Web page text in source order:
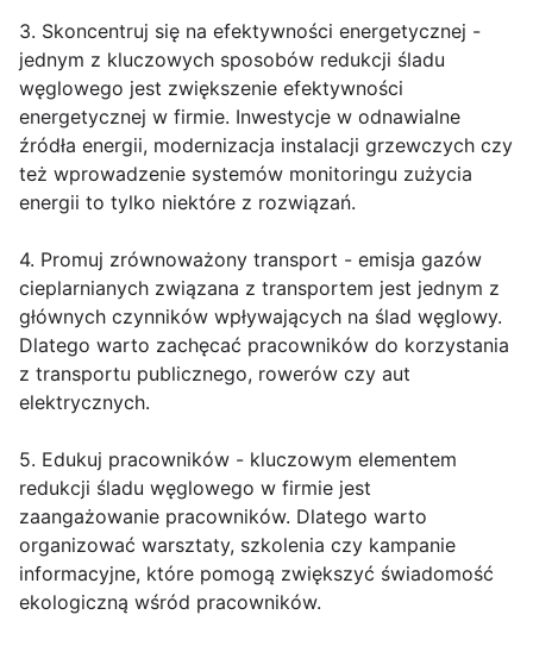
3. Skoncentruj się na efektywności energetycznej -
jednym z kluczowych sposobów redukcji śladu
węglowego jest zwiększenie efektywności
energetycznej w firmie. Inwestycje w odnawialne
źródła energii, modernizacja instalacji grzewczych czy
też wprowadzenie systemów monitoringu zużycia
energii to tylko niektóre z rozwiązań.
4. Promuj zrównoważony transport - emisja gazów
cieplarnianych związana z transportem jest jednym z
głównych czynników wpływających na ślad węglowy.
Dlatego warto zachęcać pracowników do korzystania
z transportu publicznego, rowerów czy aut
elektrycznych.
5. Edukuj pracowników - kluczowym elementem
redukcji śladu węglowego w firmie jest
zaangażowanie pracowników. Dlatego warto
organizować warsztaty, szkolenia czy kampanie
informacyjne, które pomogą zwiększyć świadomość
ekologiczną wśród pracowników.